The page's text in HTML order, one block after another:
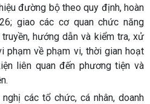
đường bộ theo quy định, hoàn
giao các cơ quan chức năng
hướng dẫn và kiểm tra, xử
phạm về phạm vi, thời gian hoạt
liên quan đến phương tiện và
các tổ chức, cá nhân, doanh